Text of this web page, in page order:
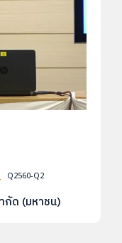
Q2560-Q2
กัด (มหาชน)